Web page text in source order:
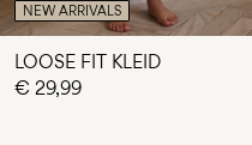
NEW ARRIVALS
LOOSE FIT KLEID
€ 29,99